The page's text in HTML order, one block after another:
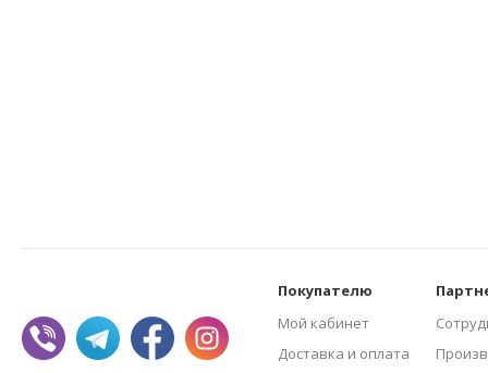
Покупателю
Мой кабинет
Доставка и оплата